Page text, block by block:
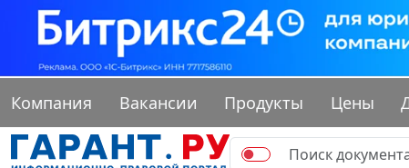
Компания Вакансии Продукты Цены